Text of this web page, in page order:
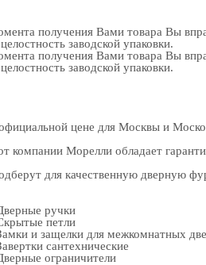
получения Вами товара Вы
заводской упаковки.
получения Вами товара Вы
заводской упаковки.
цене для Москвы и
компании Морелли обладает
для качественную дверную
ручки
петли
и защелки для межкомнатных
сантехнические
ограничители